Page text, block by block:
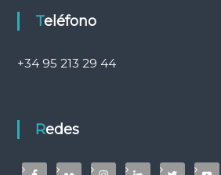
Teléfono
+34 95 213 29 44
Redes